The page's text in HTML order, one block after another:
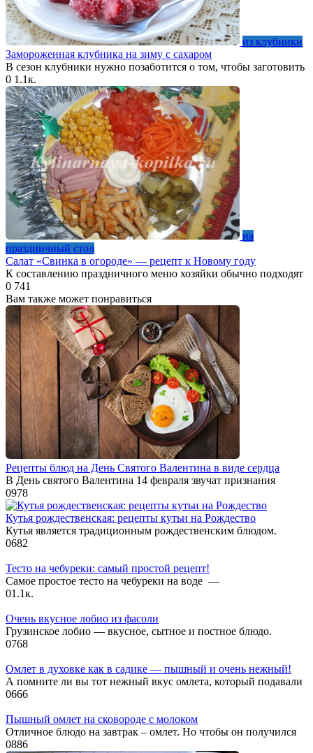
из клубники
Замороженная клубника на зиму с сахаром
В сезон клубники нужно позаботится о том, чтобы заготовить
0 1.1к.
на
праздничный стол
Салат «Свинка в огороде» — рецепт к Новому году
К составлению праздничного меню хозяйки обычно подходят
0 741
Вам также может понравиться
Рецепты блюд на День Святого Валентина в виде сердца
В День святого Валентина 14 февраля звучат признания
0978
Кутья рождественская: рецепты кутьи на Рождество
Кутья является традиционным рождественским блюдом.
0682
Тесто на чебуреки: самый простой рецепт!
Самое простое тесто на чебуреки на воде —
01.1к.
Очень вкусное лобио из фасоли
Грузинское лобио — вкусное, сытное и постное блюдо.
0768
Омлет в духовке как в садике — пышный и очень нежный!
А помните ли вы тот нежный вкус омлета, который подавали
0666
Пышный омлет на сковороде с молоком
Отличное блюдо на завтрак – омлет. Но чтобы он получился
0886